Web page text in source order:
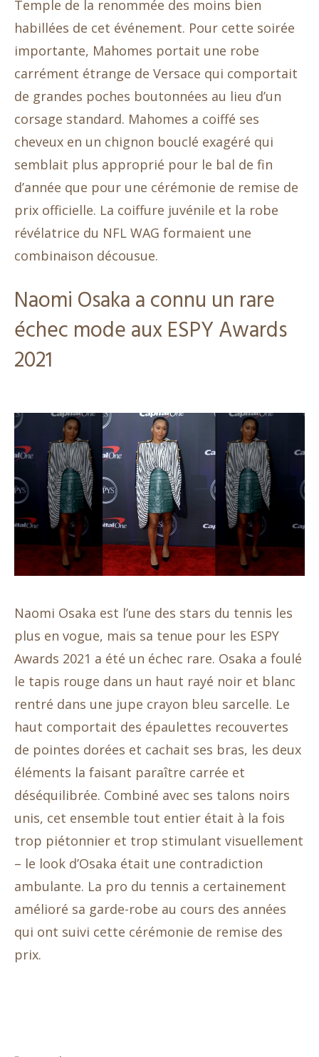
Temple de la renommée des moins bien
habillées de cet événement. Pour cette soirée
importante, Mahomes portait une robe
carrément étrange de Versace qui comportait
de grandes poches boutonnées au lieu d’un
corsage standard. Mahomes a coiffé ses
cheveux en un chignon bouclé exagéré qui
semblait plus approprié pour le bal de fin
d’année que pour une cérémonie de remise de
prix officielle. La coiffure juvénile et la robe
révélatrice du NFL WAG formaient une
combinaison décousue.
Naomi Osaka a connu un rare
échec mode aux ESPY Awards
2021
Naomi Osaka est l’une des stars du tennis les
plus en vogue, mais sa tenue pour les ESPY
Awards 2021 a été un échec rare. Osaka a foulé
le tapis rouge dans un haut rayé noir et blanc
rentré dans une jupe crayon bleu sarcelle. Le
haut comportait des épaulettes recouvertes
de pointes dorées et cachait ses bras, les deux
éléments la faisant paraître carrée et
déséquilibrée. Combiné avec ses talons noirs
unis, cet ensemble tout entier était à la fois
trop piétonnier et trop stimulant visuellement
– ​​le look d’Osaka était une contradiction
ambulante. La pro du tennis a certainement
amélioré sa garde-robe au cours des années
qui ont suivi cette cérémonie de remise des
prix.